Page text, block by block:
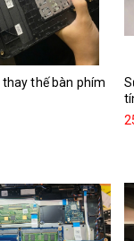
thế bàn phím